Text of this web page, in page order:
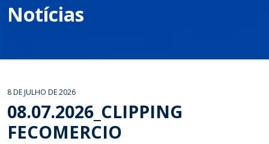
Notícias
8 DE JULHO DE 2026
08.07.2026_CLIPPING
FECOMERCIO